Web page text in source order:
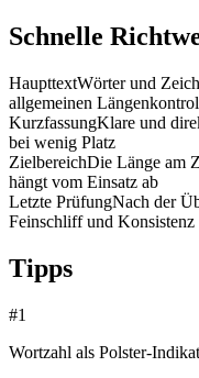
Schnelle
HaupttextWörter und
allgemeinen
KurzfassungKlare und
bei wenig Platz
ZielbereichDie Länge am
hängt vom Einsatz ab
Letzte PrüfungNach der
Feinschliff und Konsistenz
Tipps
#1
Wortzahl als Polster-